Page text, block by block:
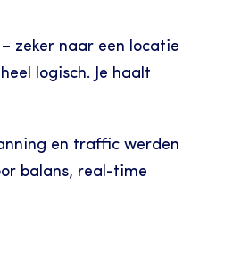
zeker naar een locatie
logisch. Je haalt
en traffic werden
balans, real-time